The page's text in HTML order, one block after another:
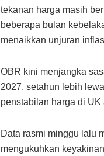
tekanan harga masih
beberapa bulan
menaikkan unjuran
OBR kini menjangka
2027, setahun lebih
penstabilan harga di
Data rasmi minggu lalu
mengukuhkan